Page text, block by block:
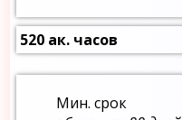
520 ак. часов
Мин. срок